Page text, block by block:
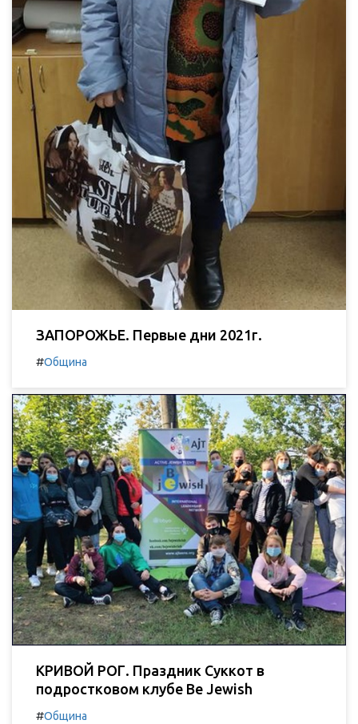
ЗАПОРОЖЬЕ. Первые дни 2021г.
#Община
КРИВОЙ РОГ. Праздник Суккот в
подростковом клубе Be Jewish
#Община